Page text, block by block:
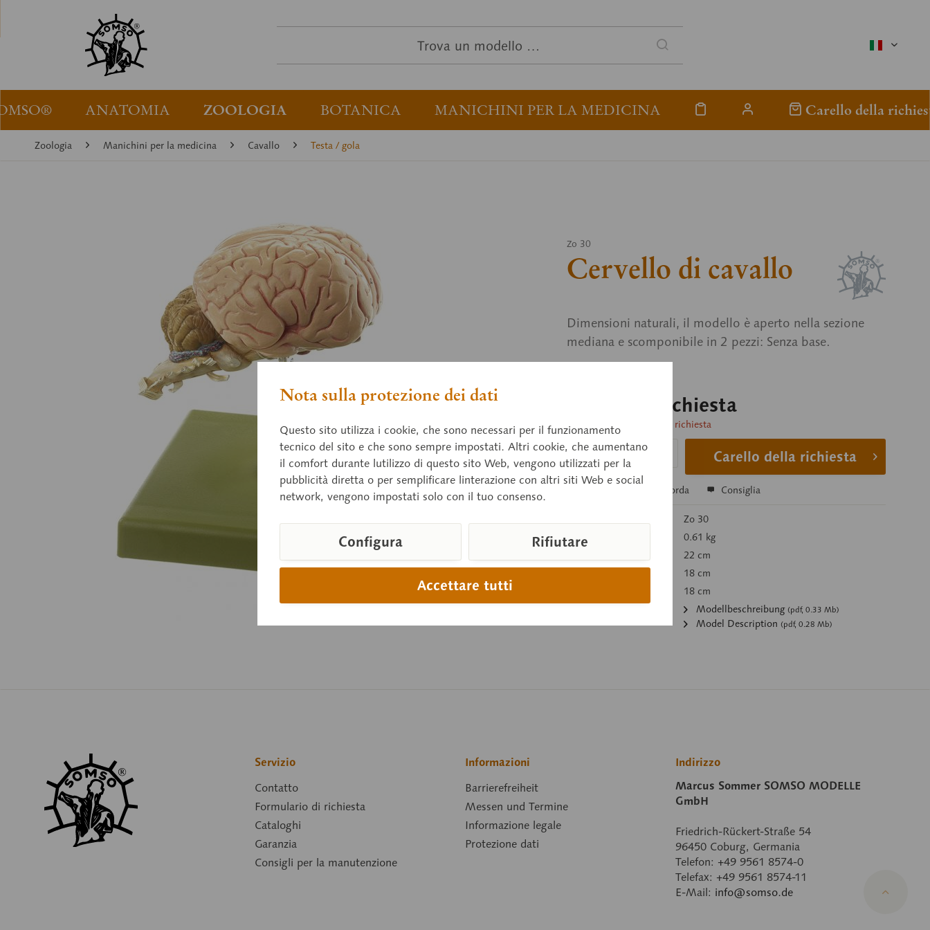
ANATOMIA ZOOLOGIA BOTANICA MANICHINI PER LA MEDICINA Carello della
Zoologia Manichini per la medicina Cavallo Testa / gola
Zo 30
Cervello di cavallo
Dimensioni naturali, il modello è aperto nella sezione
mediana e scomponibile in 2 pezzi: Senza base.
Prezzo su richiesta
Tempi di consegna su richiesta
Carello della richiesta
Ricorda Consiglia
Zo 30
Peso (Kg):
0.61 kg
22 cm
18 cm
18 cm
Modellbeschreibung (pdf, 0.33 Mb)
Model Description (pdf, 0.28 Mb)
Servizio
Contatto
Formulario di richiesta
Cataloghi
Garanzia
Consigli per la manutenzione
Informazioni
Barrierefreiheit
Messen und Termine
Informazione legale
Protezione dati
Indirizzo
Marcus Sommer SOMSO MODELLE
GmbH
Friedrich-Rückert-Straße 54
96450 Coburg, Germania
Telefon: +49 9561 8574-0
Telefax: +49 9561 8574-11
E-Mail: info@somso.de
Nota sulla protezione dei dati
Questo sito utilizza i cookie, che sono necessari per il funzionamento
tecnico del sito e che sono sempre impostati. Altri cookie, che aumentano
il comfort durante lutilizzo di questo sito Web, vengono utilizzati per la
pubblicità diretta o per semplificare linterazione con altri siti Web e social
network, vengono impostati solo con il tuo consenso.
Accettare tutti
Configura Rifiutare